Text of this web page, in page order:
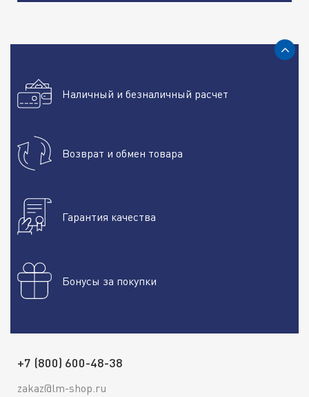
Наличный и безналичный расчет
Возврат и обмен товара
Гарантия качества
Бонусы за покупки
+7 (800) 600-48-38
zakaz@lm-shop.ru